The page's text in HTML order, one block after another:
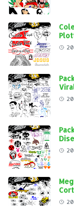
Alta